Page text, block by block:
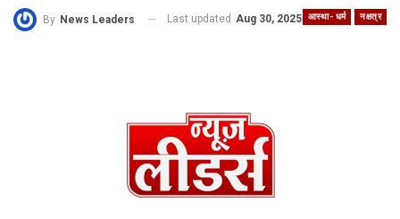
आस्था- धर्म नक्षत्र
By News Leaders Last updated Aug 30, 2025